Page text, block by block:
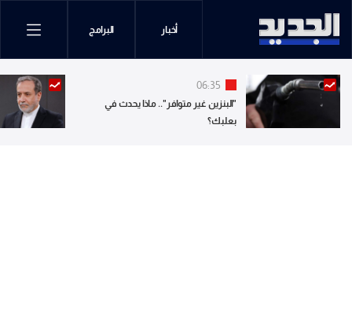
أخبار البرامج
06:35
"البنزين غير متوافر".. ماذا يحدث في
بعلبك؟